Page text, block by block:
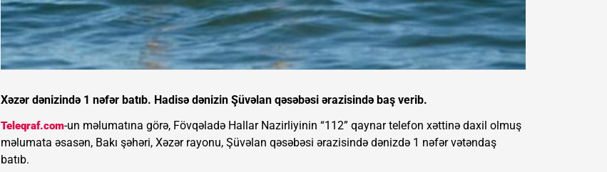
Xəzər dənizində 1 nəfər batıb. Hadisə dənizin Şüvəlan qəsəbəsi ərazisində baş verib.
Teleqraf.com-un məlumatına görə, Fövqəladə Hallar Nazirliyinin “112” qaynar telefon xəttinə daxil olmuş
məlumata əsasən, Bakı şəhəri, Xəzər rayonu, Şüvəlan qəsəbəsi ərazisində dənizdə 1 nəfər vətəndaş
batıb.